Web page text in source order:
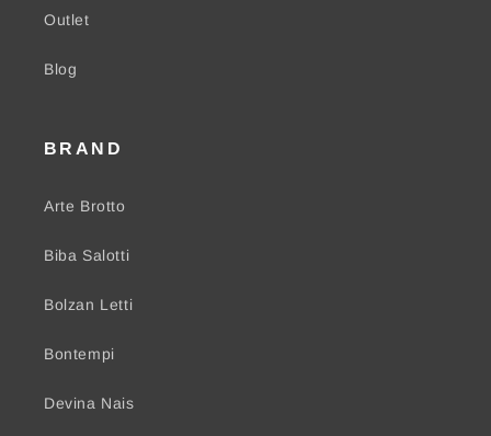
Outlet
Blog
BRAND
Arte Brotto
Biba Salotti
Bolzan Letti
Bontempi
Devina Nais